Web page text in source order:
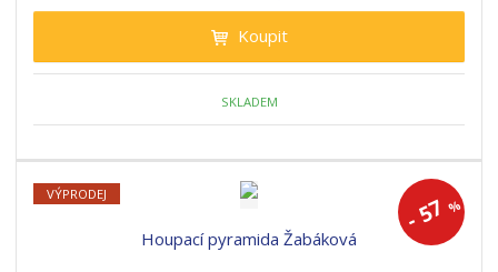
Koupit
SKLADEM
-57%
VÝPRODEJ
Houpací pyramida Žabáková